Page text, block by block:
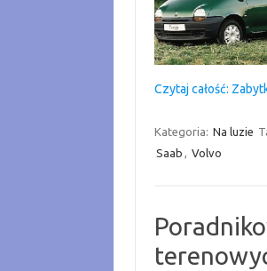
Czytaj całość:
Kategoria: Na luzie
Saab , Volvo